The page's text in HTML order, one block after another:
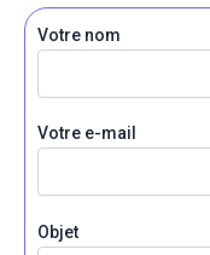
Votre nom
Votre e-mail
Objet